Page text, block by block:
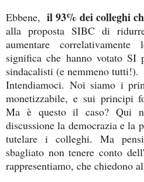
Ebbene, il 93% dei colleghi
alla proposta SIBC di
aumentare
significa che hanno votato SI
sindacalisti (e nemmeno tutti!).
Intendiamoci. Noi siamo i
monetizzabile, e sui principi
Ma è questo il caso? Qui
discussione la democrazia e la
tutelare i colleghi. Ma
sbagliato non tenere conto
rappresentiamo, che chiedono